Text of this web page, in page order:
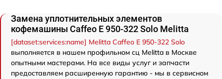
Замена уплотнительных элементов
кофемашины Caffeo E 950-322 Solo Melitta
[dataset:services:name] Melitta Caffeo E 950-322 Solo
выполняется в нашем профильном сц Melitta в Москве
опытными мастерами. На все виды услуг и запчасти
предоставляем расширенную гарантию - мы в сервисном